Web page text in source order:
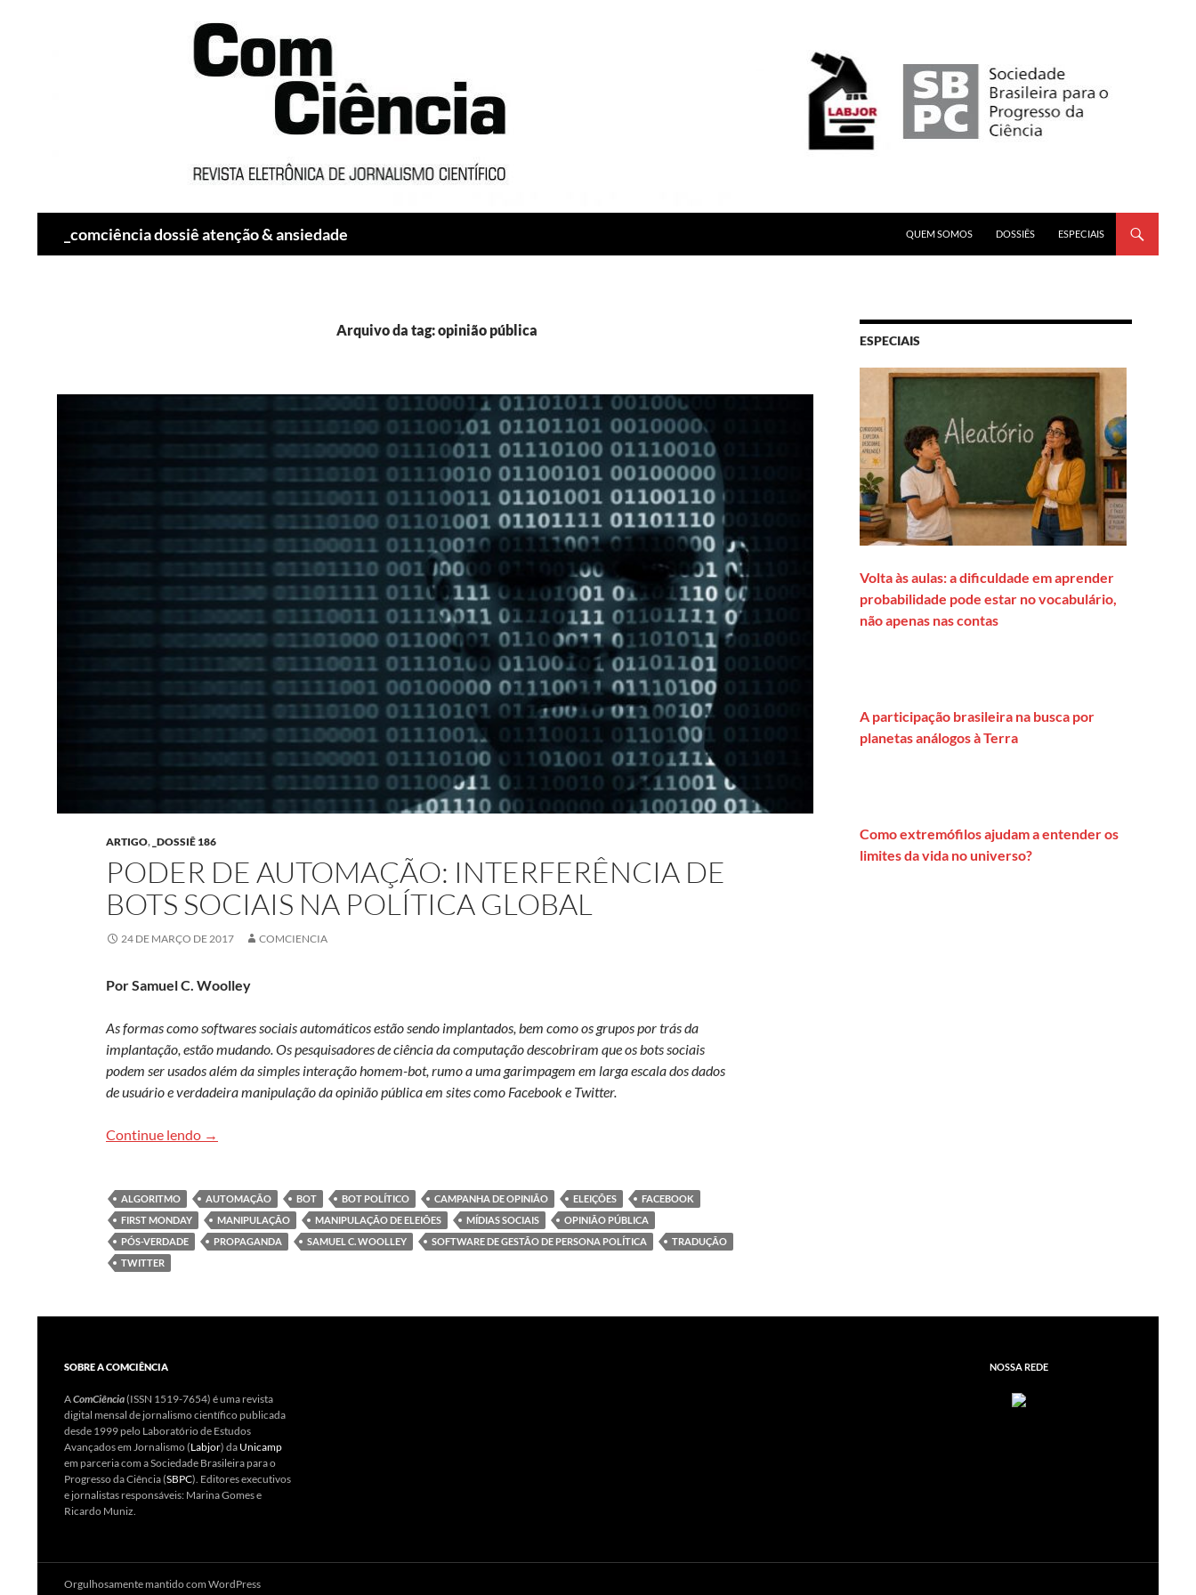
_comciência dossiê atenção & ansiedade
QUEM SOMOS
DOSSIÊS ESPECIAIS
Arquivo da tag: opinião pública
ARTIGO, _DOSSIÊ 186
PODER DE AUTOMAÇÃO: INTERFERÊNCIA DE
BOTS SOCIAIS NA POLÍTICA GLOBAL
24 DE MARÇO DE 2017 COMCIENCIA
Por Samuel C. Woolley
As formas como softwares sociais automáticos estão sendo implantados, bem como os grupos por trás da
implantação, estão mudando. Os pesquisadores de ciência da computação descobriram que os bots sociais
podem ser usados além da simples interação homem-bot, rumo a uma garimpagem em larga escala dos dados
de usuário e verdadeira manipulação da opinião pública em sites como Facebook e Twitter.
Continue lendo Poder de automação: interferência de bots sociais na política global
→
ALGORITMO AUTOMAÇÃO BOT BOT POLÍTICO CAMPANHA DE OPINIÃO ELEIÇÕES
FACEBOOK
FIRST MONDAY
MANIPULAÇÃO MANIPULAÇÃO DE ELEIÕES MÍDIAS SOCIAIS
OPINIÃO PÚBLICA
PÓS-VERDADE
PROPAGANDA SAMUEL C. WOOLLEY SOFTWARE DE GESTÃO DE PERSONA POLÍTICA
TRADUÇÃO
TWITTER
ESPECIAIS
Volta às aulas: a dificuldade em aprender
probabilidade pode estar no vocabulário,
não apenas nas contas
A participação brasileira na busca por
planetas análogos à Terra
Como extremófilos ajudam a entender os
limites da vida no universo?
SOBRE A COMCIÊNCIA
AComCiência(ISSN 1519-7654) é uma revista
digital mensal de jornalismo científico publicada
desde 1999 pelo Laboratório de Estudos
Avançados em Jornalismo (Labjor) da Unicamp
em parceria com a Sociedade Brasileira para o
Progresso da Ciência (SBPC). Editores executivos
e jornalistas responsáveis: Marina Gomes e
Ricardo Muniz.
NOSSA REDE
Orgulhosamente mantido com WordPress